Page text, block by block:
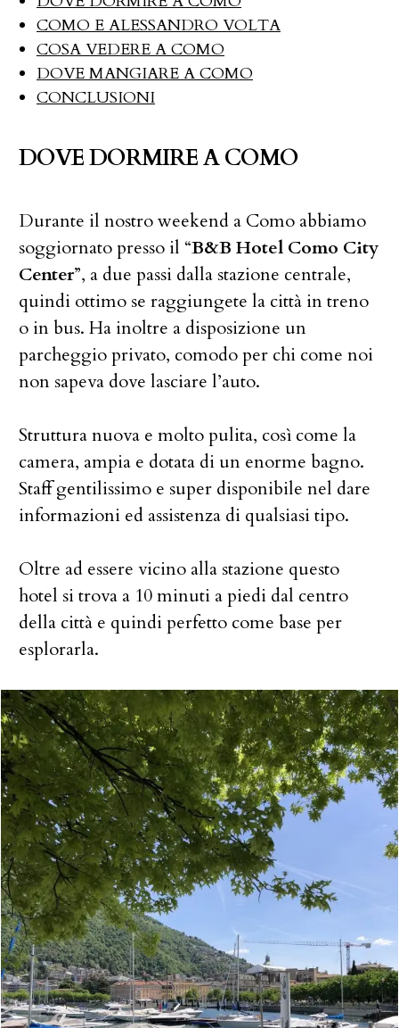
COMO E ALESSANDRO VOLTA
COSA VEDERE A COMO
DOVE MANGIARE A COMO
CONCLUSIONI
DOVE DORMIRE A COMO
Durante il nostro weekend a Como abbiamo
soggiornato presso il “B&B Hotel Como City
Center”, a due passi dalla stazione centrale,
quindi ottimo se raggiungete la città in treno
o in bus. Ha inoltre a disposizione un
parcheggio privato, comodo per chi come noi
non sapeva dove lasciare l’auto.
Struttura nuova e molto pulita, così come la
camera, ampia e dotata di un enorme bagno.
Staff gentilissimo e super disponibile nel dare
informazioni ed assistenza di qualsiasi tipo.
Oltre ad essere vicino alla stazione questo
hotel si trova a 10 minuti a piedi dal centro
della città e quindi perfetto come base per
esplorarla.